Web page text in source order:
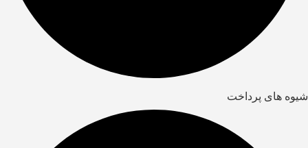
شیوه های پرداخت